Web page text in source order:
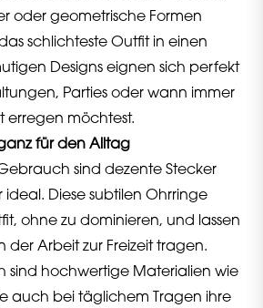
oder geometrische Formen
schlichteste Outfit in einen
Designs eignen sich perfekt
Parties oder wann immer
erregen möchtest.
für den Alltag
sind dezente Stecker
Diese subtilen Ohrringe
ohne zu dominieren, und lassen
der Arbeit zur Freizeit tragen.
sind hochwertige Materialien wie
auch bei täglichem Tragen ihre